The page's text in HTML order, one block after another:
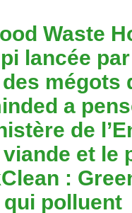
Waste
lancée
mégots
a
de
et le
:
qui polluent